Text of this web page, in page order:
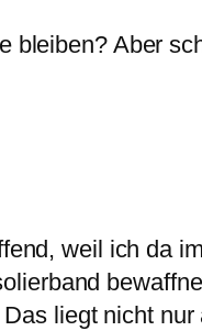
bleiben? Aber
weil ich da
liegt nicht nur